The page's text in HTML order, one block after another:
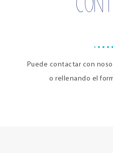
Puede contactar con
o rellenando el